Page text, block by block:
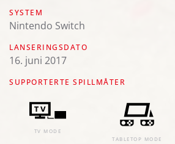
SYSTEM
Nintendo Switch
LANSERINGSDATO
16. juni 2017
SUPPORTERTE SPILLMÅTER
TV MODE
TABLETOP MODE